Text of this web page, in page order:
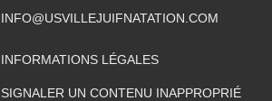
INFO@USVILLEJUIFNATATION.COM
INFORMATIONS LÉGALES
SIGNALER UN CONTENU INAPPROPRIÉ